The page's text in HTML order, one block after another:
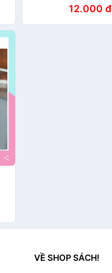
12.000 đ
VỀ SHOP SÁCH!